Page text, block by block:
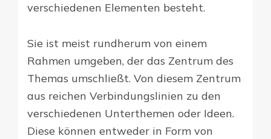
verschiedenen Elementen besteht.
Sie ist meist rundherum von einem
Rahmen umgeben, der das Zentrum des
Themas umschließt. Von diesem Zentrum
aus reichen Verbindungslinien zu den
verschiedenen Unterthemen oder Ideen.
Diese können entweder in Form von